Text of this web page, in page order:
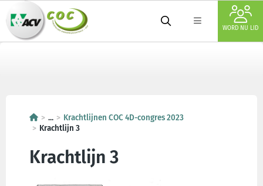
WORD NU LID
...
Krachtlijnen COC 4D-congres 2023
Krachtlijn 3
Krachtlijn 3